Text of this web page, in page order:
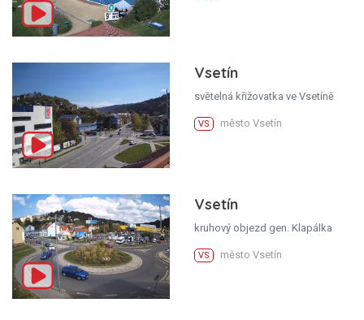
Vsetín
světelná křižovatka ve Vsetíně
VS město Vsetín
Vsetín
kruhový objezd gen. Klapálka
VS město Vsetín